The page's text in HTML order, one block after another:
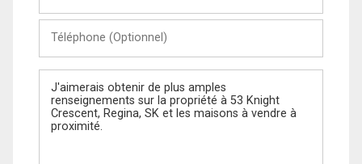
(Optionnel)
Message